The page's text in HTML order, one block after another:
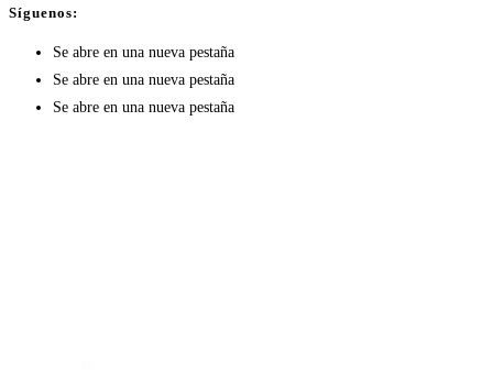
Síguenos:
Se abre en una nueva pestaña
Se abre en una nueva pestaña
Se abre en una nueva pestaña